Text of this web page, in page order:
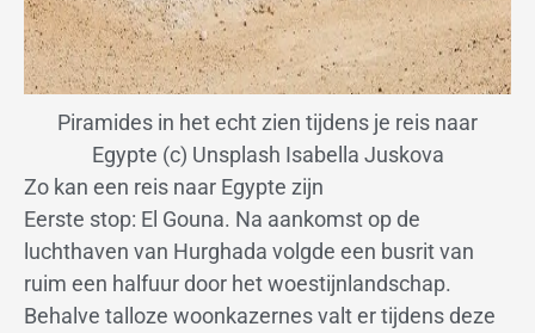
Piramides in het echt zien tijdens je reis naar
Egypte (c) Unsplash Isabella Juskova
Zo kan een reis naar Egypte zijn
Eerste stop: El Gouna. Na aankomst op de
luchthaven van Hurghada volgde een busrit van
ruim een halfuur door het woestijnlandschap.
Behalve talloze woonkazernes valt er tijdens deze